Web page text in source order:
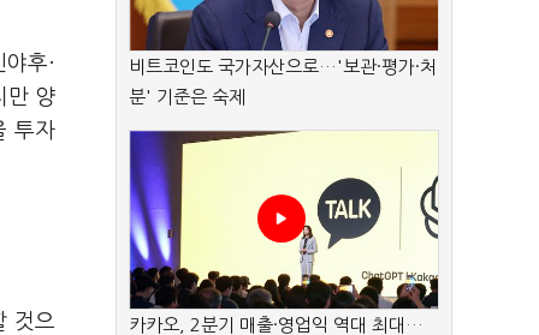
후·
만 양
투자
것으
비트코인도 국가자산으로…'보관·평가·처
분' 기준은 숙제
카카오, 2분기 매출·영업익 역대 최대…